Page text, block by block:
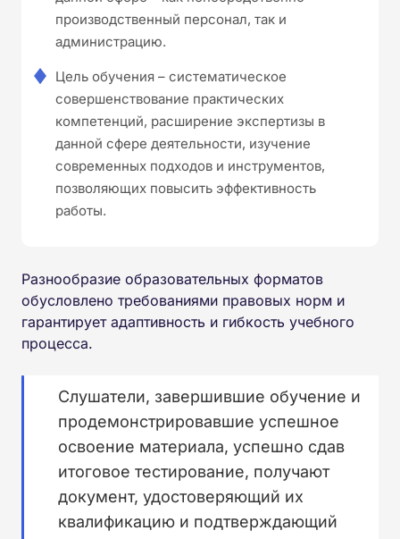
производственный персонал, так и
администрацию.
Цель обучения – систематическое
совершенствование практических
компетенций, расширение экспертизы в
данной сфере деятельности, изучение
современных подходов и инструментов,
позволяющих повысить эффективность
работы.
Разнообразие образовательных форматов
обусловлено требованиями правовых норм и
гарантирует адаптивность и гибкость учебного
процесса.
Слушатели, завершившие обучение и
продемонстрировавшие успешное
освоение материала, успешно сдав
итоговое тестирование, получают
документ, удостоверяющий их
квалификацию и подтверждающий